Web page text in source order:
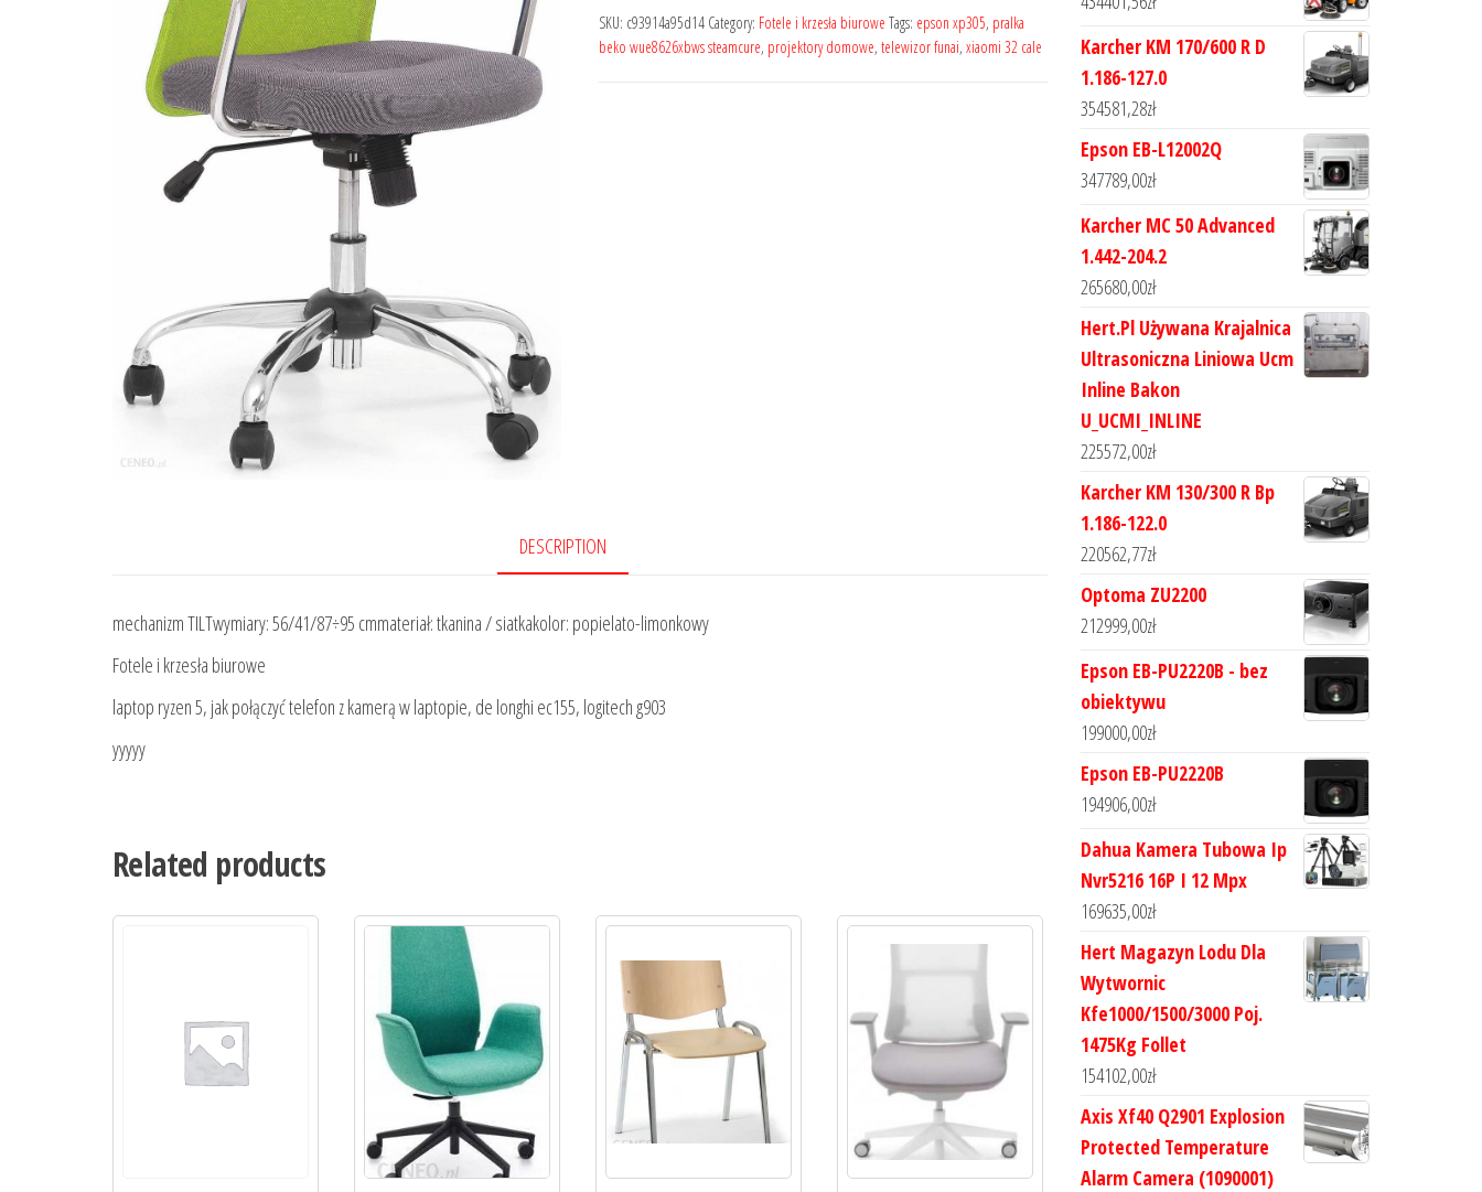
SKU: c93914a95d14 Category: Fotele i krzesła biurowe Tags: epson xp305, pralka
beko wue8626xbws steamcure, projektory domowe, telewizor funai, xiaomi 32 cale
DESCRIPTION
mechanizm TILTwymiary: 56/41/87÷95 cmmateriał: tkanina / siatkakolor: popielato-limonkowy
Fotele i krzesła biurowe
laptop ryzen 5, jak połączyć telefon z kamerą w laptopie, de longhi ec155, logitech g903
yyyyy
Related products
Karcher KM 170/600 R D
1.186-127.0
354581,28zł
Epson EB-L12002Q
347789,00zł
Karcher MC 50 Advanced
1.442-204.2
265680,00zł
Hert.Pl Używana Krajalnica
Ultrasoniczna Liniowa Ucm
Inline Bakon
U_UCMI_INLINE
225572,00zł
Karcher KM 130/300 R Bp
1.186-122.0
220562,77zł
Optoma ZU2200
212999,00zł
Epson EB-PU2220B - bez
obiektywu
199000,00zł
Epson EB-PU2220B
194906,00zł
Dahua Kamera Tubowa Ip
Nvr5216 16P I 12 Mpx
169635,00zł
Hert Magazyn Lodu Dla
Wytwornic
Kfe1000/1500/3000 Poj.
1475Kg Follet
154102,00zł
Axis Xf40 Q2901 Explosion
Protected Temperature
Alarm Camera (1090001)